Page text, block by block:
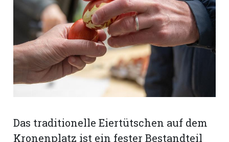
Paper
App
Das traditionelle Eiertütschen auf dem
Kronenplatz ist ein fester Bestandteil